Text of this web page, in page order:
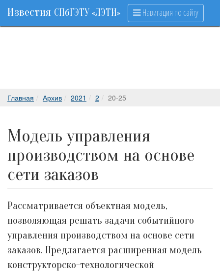
Известия СПбГЭТУ «ЛЭТИ» Навигация по сайту
Главная Архив 2021 2 20-25
Модель управления
производством на основе
сети заказов
Рассматривается объектная модель,
позволяющая решать задачи событийного
управления производством на основе сети
заказов. Предлагается расширенная модель
конструкторско-технологической